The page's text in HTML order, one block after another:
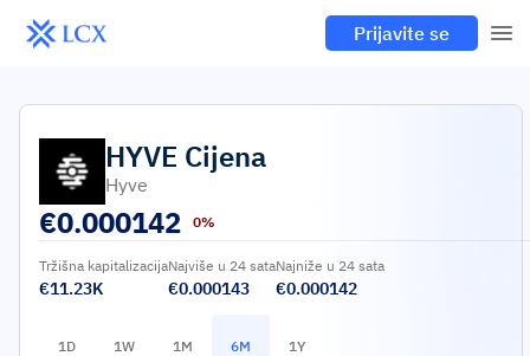
Prijavite se
HYVE Cijena
Hyve
€0.000142 0%
Tržišna kapitalizacija
€11.23K
Najviše u 24 sata
€0.000143
Najniže u 24 sata
€0.000142
1D 1W 1M 6M 1Y